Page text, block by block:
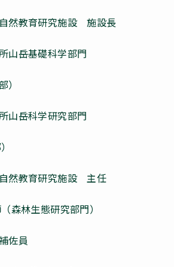
然教育研究施設 施設長
山岳基礎科学部門
山岳科学研究部門
然教育研究施設 主任
森林生態研究部門）
佐員